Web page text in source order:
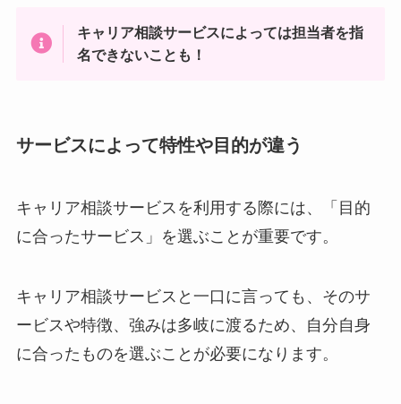
キャリア相談サービスによっては担当者を指
名できないことも！
サービスによって特性や目的が違う
キャリア相談サービスを利用する際には、「目的
に合ったサービス」を選ぶことが重要です。
キャリア相談サービスと一口に言っても、そのサ
ービスや特徴、強みは多岐に渡るため、自分自身
に合ったものを選ぶことが必要になります。